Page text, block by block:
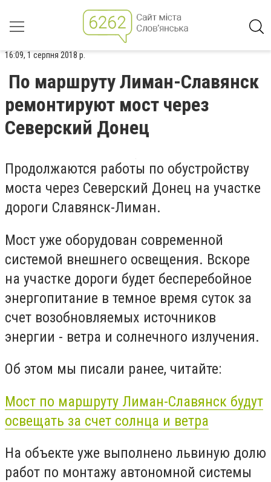
16:09, 1 серпня 2018 р.
По маршруту Лиман-Славянск
ремонтируют мост через
Северский Донец
Продолжаются работы по обустройству
моста через Северский Донец на участке
дороги Славянск-Лиман.
Мост уже оборудован современной
системой внешнего освещения. Вскоре
на участке дороги будет бесперебойное
энергопитание в темное время суток за
счет возобновляемых источников
энергии - ветра и солнечного излучения.
Об этом мы писали ранее, читайте:
Мост по маршруту Лиман-Славянск будут
освещать за счет солнца и ветра
На объекте уже выполнено львиную долю
работ по монтажу автономной системы